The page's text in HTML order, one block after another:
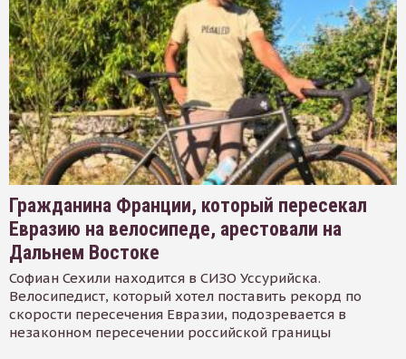
Гражданина Франции, который пересекал
Евразию на велосипеде, арестовали на
Дальнем Востоке
Софиан Сехили находится в СИЗО Уссурийска.
Велосипедист, который хотел поставить рекорд по
скорости пересечения Евразии, подозревается в
незаконном пересечении российской границы